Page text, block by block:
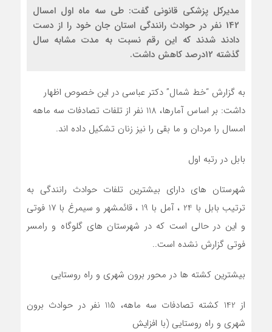
مدیرکل پزشکی قانونی گفت: طی سه ماه اول امسال
142 نفر در حوادث رانندگی استان جان خود را از دست
دادند شدند که این رقم نسبت به مدت مشابه سال
گذشته 12درصد کاهش داشت.
به گزارش “خط شمال” دکتر عباسی در این خصوص اظهار
داشت: بر اساس آمارها، 118 نفر از تلفات تصادفات سه ماهه
امسال را مردان و ما بقی را نیز زنان تشکیل داده اند.
بابل در رتبه اول
شهرستان های دارای بیشترین تلفات حوادث رانندگی به
ترتیب بابل با 24 ، آمل با 19 ، قائمشهر و سیمرغ با 17 فوتی
و این در حالی است که در شهرستان های گلوگاه و رامسر
فوتی گزارش نشده است..
بیشترین کشته ها در محور برون شهری و راه روستایی
از 142 کشته تصادفات سه ماهه، 115 نفر در حوادث برون
شهری و راه روستایی (با افزایش